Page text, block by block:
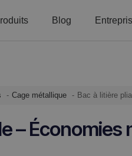
Blog
Cage métallique Bac à litière
–